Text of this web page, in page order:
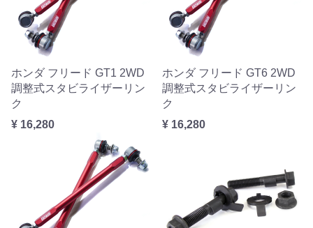
ホンダ フリード GT1 2WD
調整式スタビライザーリン
ク
¥ 16,280
ホンダ フリード GT6 2WD
調整式スタビライザーリン
ク
¥ 16,280